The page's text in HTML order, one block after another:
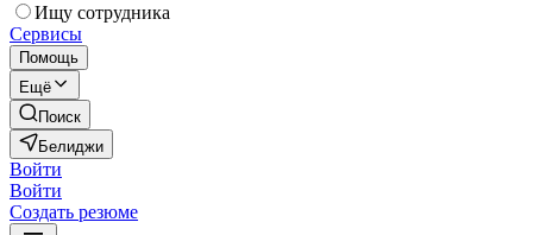
Ищу сотрудника
Сервисы
Помощь
Ещё
Поиск
Белиджи
Войти
Войти
Создать резюме